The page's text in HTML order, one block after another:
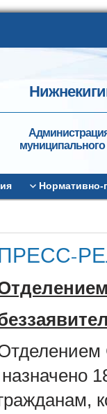
муниципального
назначено